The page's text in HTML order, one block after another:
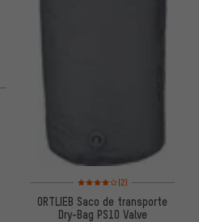
Valoración media: 4 de 5
(2)
ORTLIEB Saco de transporte
Dry-Bag PS10 Valve